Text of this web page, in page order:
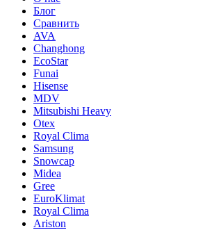
Блог
Сравнить
AVA
Changhong
EcoStar
Funai
Hisense
MDV
Mitsubishi Heavy
Otex
Royal Clima
Samsung
Snowcap
Midea
Gree
EuroKlimat
Royal Clima
Ariston